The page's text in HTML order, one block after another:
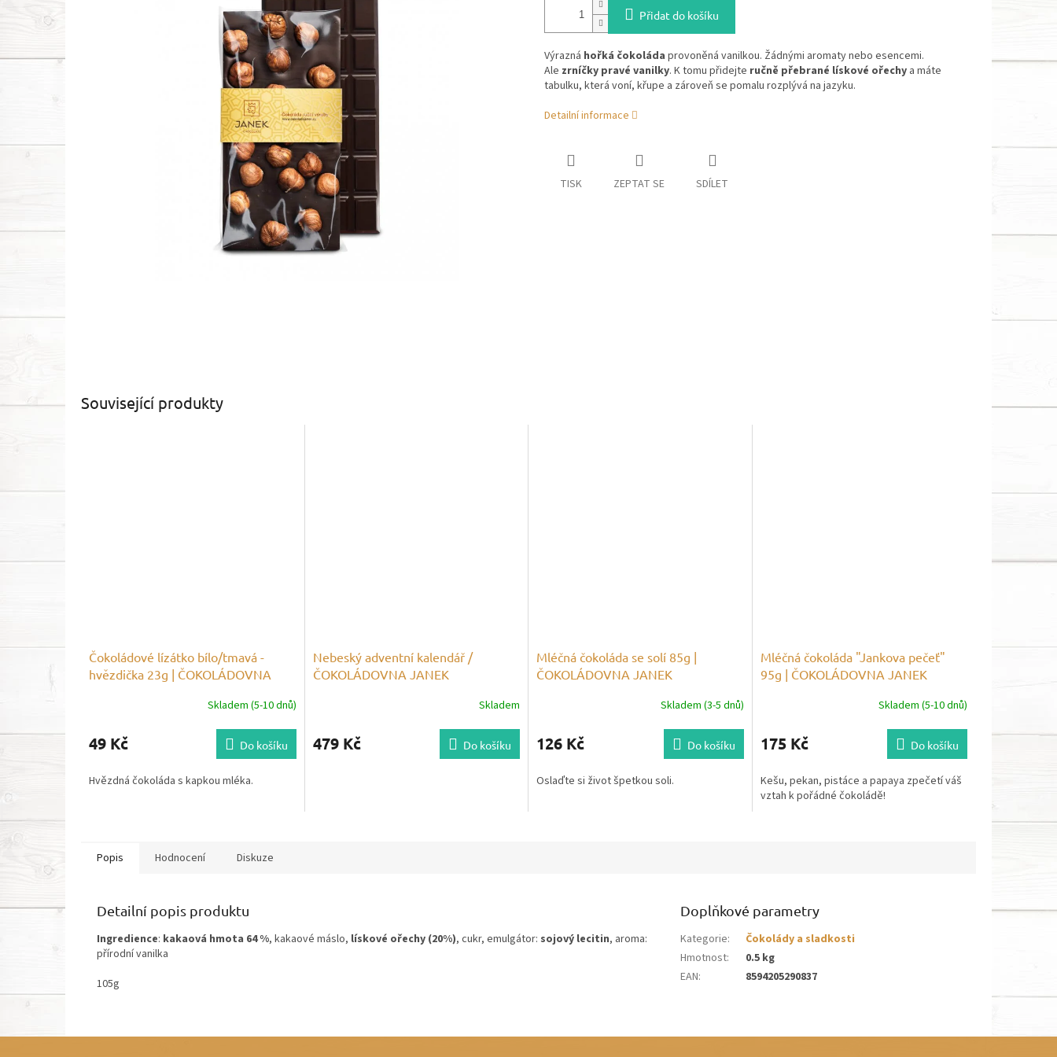
Přidat do košíku
Výrazná hořká čokoláda provoněná vanilkou. Žádnými aromaty nebo esencemi.
Ale zrníčky pravé vanilky. K tomu přidejte ručně přebrané lískové ořechy a máte
tabulku, která voní, křupe a zároveň se pomalu rozplývá na jazyku.
Detailní informace
TISK ZEPTAT SE SDÍLET
Související produkty
Čokoládové lízátko bílo/tmavá -
hvězdička 23g | ČOKOLÁDOVNA
Skladem (5-10 dnů)
49 Kč Do košíku
Hvězdná čokoláda s kapkou mléka.
Nebeský adventní kalendář /
ČOKOLÁDOVNA JANEK
Skladem
479 Kč Do košíku
Mléčná čokoláda se solí 85g |
ČOKOLÁDOVNA JANEK
Skladem (3-5 dnů)
126 Kč Do košíku
Oslaďte si život špetkou soli.
Mléčná čokoláda "Jankova pečeť"
95g | ČOKOLÁDOVNA JANEK
Skladem (5-10 dnů)
175 Kč Do košíku
Kešu, pekan, pistáce a papaya zpečetí váš
vztah k pořádné čokoládě!
Popis Hodnocení Diskuze
Detailní popis produktu
Ingredience: kakaová hmota 64 %, kakaové máslo, lískové ořechy (20%), cukr, emulgátor: sojový lecitin, aroma:
přírodní vanilka
105g
Doplňkové parametry
Kategorie:
Čokolády a sladkosti
Hmotnost:
0.5 kg
EAN: 8594205290837